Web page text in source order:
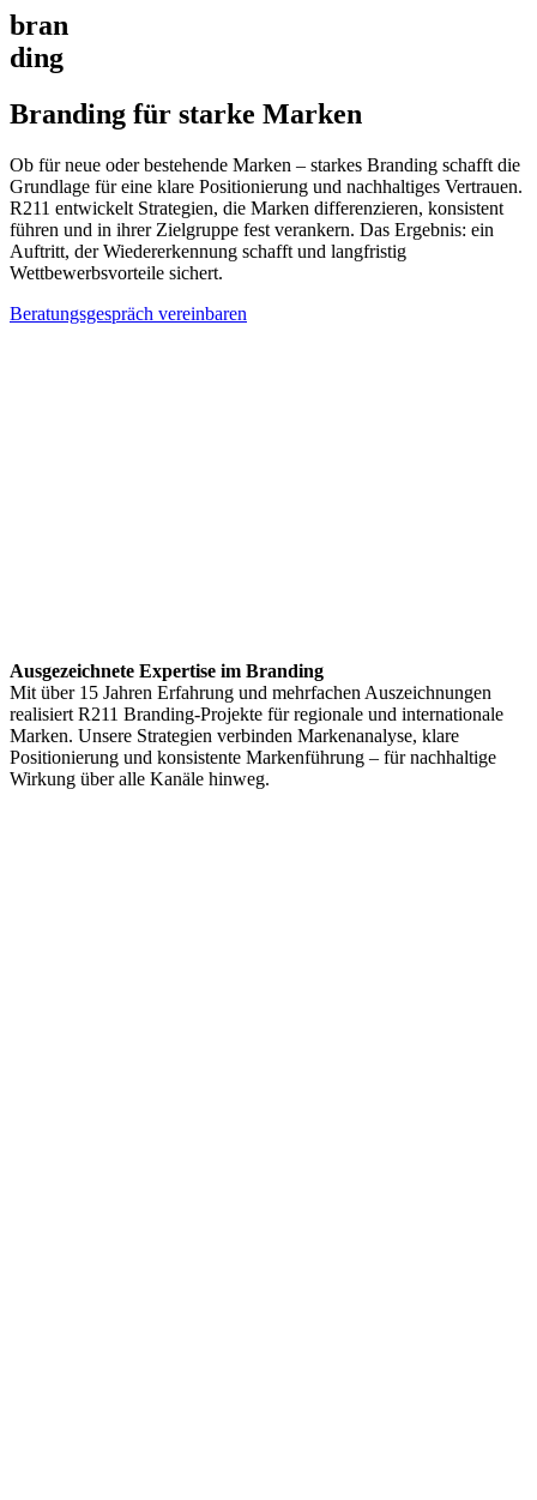
bran
ding
Branding für starke Marken
Ob für neue oder bestehende Marken – starkes Branding schafft die
Grundlage für eine klare Positionierung und nachhaltiges Vertrauen.
R211 entwickelt Strategien, die Marken differenzieren, konsistent
führen und in ihrer Zielgruppe fest verankern. Das Ergebnis: ein
Auftritt, der Wiedererkennung schafft und langfristig
Wettbewerbsvorteile sichert.
Beratungsgespräch vereinbaren
Ausgezeichnete Expertise im Branding
Mit über 15 Jahren Erfahrung und mehrfachen Auszeichnungen
realisiert R211 Branding-Projekte für regionale und internationale
Marken. Unsere Strategien verbinden Markenanalyse, klare
Positionierung und konsistente Markenführung – für nachhaltige
Wirkung über alle Kanäle hinweg.